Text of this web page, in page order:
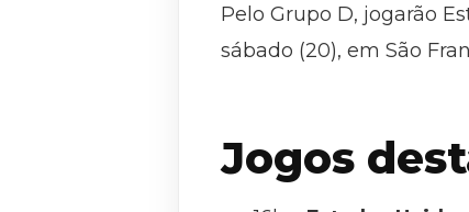
Pelo Grupo D, jogarão
sábado (20), em São
Jogos